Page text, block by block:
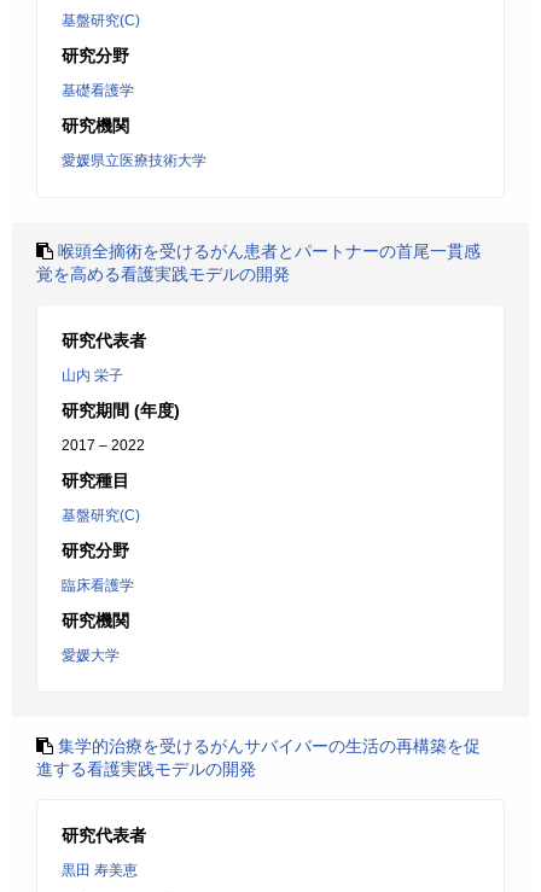
基盤研究(C)
研究分野
基礎看護学
研究機関
愛媛県立医療技術大学
喉頭全摘術を受けるがん患者とパートナーの首尾一貫感
覚を高める看護実践モデルの開発
研究代表者
山内 栄子
研究期間 (年度)
2017 – 2022
研究種目
基盤研究(C)
研究分野
臨床看護学
研究機関
愛媛大学
集学的治療を受けるがんサバイバーの生活の再構築を促
進する看護実践モデルの開発
研究代表者
黒田 寿美恵